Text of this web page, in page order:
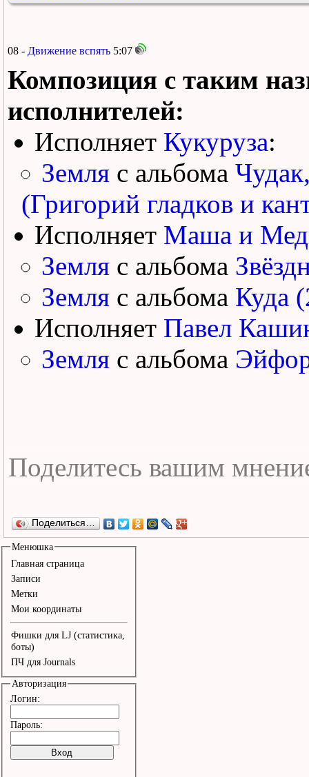
08 - Движение вспять 5:07
Композиция с таким
исполнителей:
Исполняет Кукуруза:
Земля с альбома
(Григорий гладков и
Исполняет Маша и
Земля с альбома
Земля с альбома Куда
Исполняет Павел
Земля с альбома
Поделиться…
Менюшка
Главная страница
Записи
Метки
Мои координаты
Фишки для LJ (статистика,
боты)
ПЧ для Journals
Авторизация
Логин:
Пароль: